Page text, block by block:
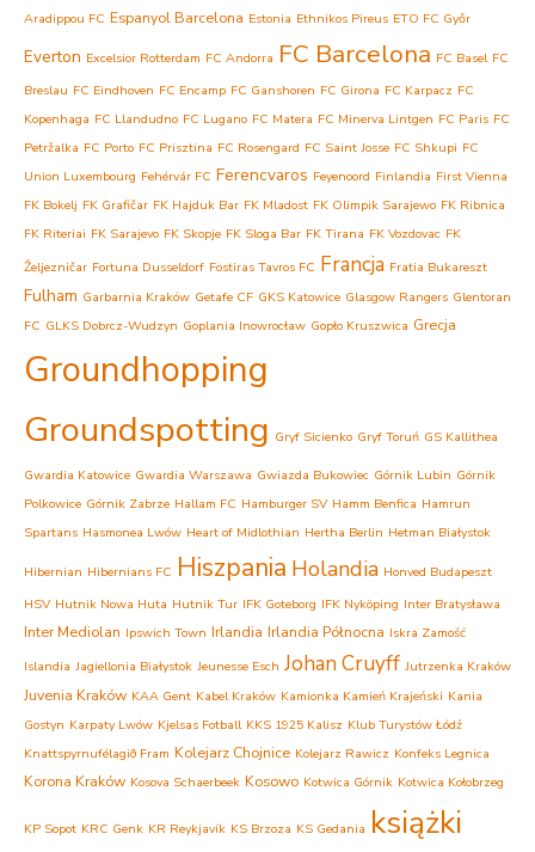
Aradippou FC Espanyol Barcelona Estonia Ethnikos Pireus ETO FC Győr
Everton Excelsior Rotterdam FC Andorra FC Barcelona FC Basel FC
Breslau FC Eindhoven FC Encamp FC Ganshoren FC Girona FC Karpacz FC
Kopenhaga FC Llandudno FC Lugano FC Matera FC Minerva Lintgen FC Paris FC
Petržalka FC Porto FC Prisztina FC Rosengard FC Saint Josse FC Shkupi FC
Union Luxembourg Fehérvár FC Ferencvaros Feyenoord Finlandia First Vienna
FK Bokelj FK Grafičar FK Hajduk Bar FK Mladost FK Olimpik Sarajewo FK Ribnica
FK Riteriai FK Sarajevo FK Skopje FK Sloga Bar FK Tirana FK Vozdovac FK
Željezničar Fortuna Dusseldorf Fostiras Tavros FC Francja Fratia Bukareszt
Fulham Garbarnia Kraków Getafe CF GKS Katowice Glasgow Rangers Glentoran
FC GLKS Dobrcz-Wudzyn Goplania Inowrocław Gopło Kruszwica Grecja
Groundhopping
Groundspotting Gryf Sicienko Gryf Toruń GS Kallithea
Gwardia Katowice Gwardia Warszawa Gwiazda Bukowiec Górnik Lubin Górnik
Polkowice Górnik Zabrze Hallam FC Hamburger SV Hamm Benfica Hamrun
Spartans Hasmonea Lwów Heart of Midlothian Hertha Berlin Hetman Białystok
Hibernian Hibernians FC Hiszpania Holandia Honved Budapeszt
HSV Hutnik Nowa Huta Hutnik Tur IFK Goteborg IFK Nyköping Inter Bratysława
Inter Mediolan Ipswich Town Irlandia Irlandia Północna Iskra Zamość
Islandia Jagiellonia Białystok Jeunesse Esch Johan Cruyff Jutrzenka Kraków
Juvenia Kraków KAA Gent Kabel Kraków Kamionka Kamień Krajeński Kania
Gostyn Karpaty Lwów Kjelsas Fotball KKS 1925 Kalisz Klub Turystów Łódź
Knattspyrnufélagið Fram Kolejarz Chojnice Kolejarz Rawicz Konfeks Legnica
Korona Kraków Kosova Schaerbeek Kosowo Kotwica Górnik Kotwica Kołobrzeg
KP Sopot KRC Genk KR Reykjavík KS Brzoza KS Gedania książki